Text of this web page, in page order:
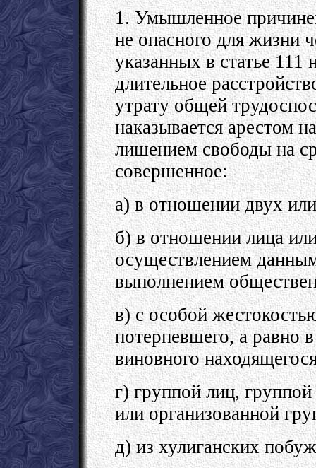
1. Умышленное
не опасного для жизни
указанных в статье 111
длительное
утрату общей
наказывается арестом
лишением свободы на
совершенное:
а) в отношении двух
б) в отношении лица
осуществлением
выполнением
в) с особой
потерпевшего, а равно
виновного
г) группой лиц,
или организованной
д) из хулиганских